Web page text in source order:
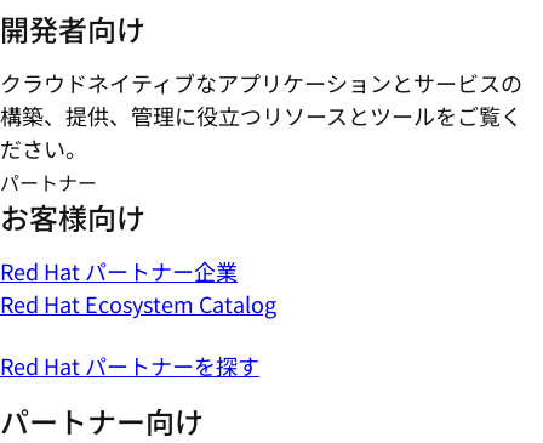
開発者向け
クラウドネイティブなアプリケーションとサービスの
構築、提供、管理に役立つリソースとツールをご覧く
ださい。
パートナー
お客様向け
Red Hat パートナー企業
Red Hat Ecosystem Catalog
Red Hat パートナーを探す
パートナー向け